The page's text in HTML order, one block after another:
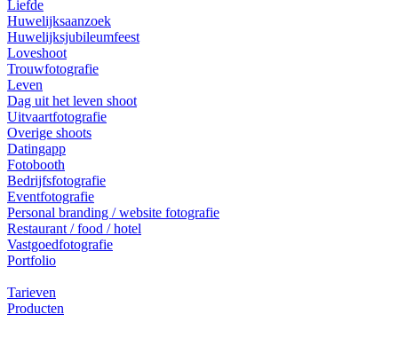
Liefde
Huwelijksaanzoek
Huwelijksjubileumfeest
Loveshoot
Trouwfotografie
Leven
Dag uit het leven shoot
Uitvaartfotografie
Overige shoots
Datingapp
Fotobooth
Bedrijfsfotografie
Eventfotografie
Personal branding / website fotografie
Restaurant / food / hotel
Vastgoedfotografie
Portfolio
Tarieven
Producten